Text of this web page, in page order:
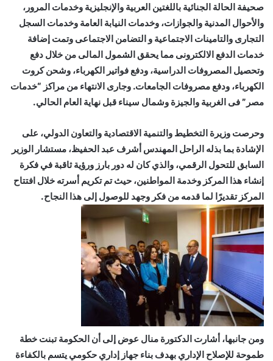
صحيفة الحالة الجنائية باللغتين العربية والإنجليزية وخدمات المرور،
والأحوال المدنية والجوازات، وخدمات النيابة العامة وخدمات السجل
التجارى والتامينات الاجتماعية و التضامن الاجتماعى وتمت إضافة
خدمات الدفع الالكترونى مما يحقق الشمول المالى من خلال دفع
وتحصيل المصروفات الدراسية، ودفع فواتير الكهرباء، وشحن كروت
الكهرباء، ودفع مصروفات الجامعات. وجارى الانتهاء من مراكز “خدمات
مصر” فى الغربية والجيزة وشمال سيناء قبل نهاية العام الحالي.
وحرصت وزيرة التخطيط والتنمية الاقتصادية والتعاون الدولي، على
الإشادة بما بذله الراحل المهندس أشرف عبد الحفيظ، مستشار الوزير
السابق للتحول الرقمي، والذي كان له دور بارز ورؤية ثاقبة في فكرة
إنشاء هذا المركز وخدمة المواطنين، حيث تم تكريم أسرته خلال افتتاح
المركز تقديرًا لما قدمه من فكر وجهد للوصول إلى هذا النجاح.
ومن جانبها، أشارت الدكتورة منال عوض إلى أن الحكومة تبنت خطة
طموحة للإصلاح الإداري بهدف بناء جهاز إداري حكومي يتسم بالكفاءة